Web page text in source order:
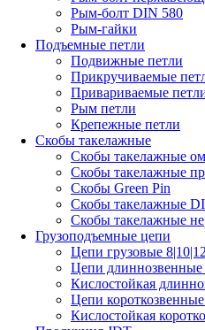
Рым-болт DIN 580
Рым-гайки
Подъемные петли
Подвижные петли
Прикручиваемые
Привариваемые
Рым петли
Крепежные петли
Скобы такелажные
Скобы такелажные
Скобы такелажные
Скобы Green Pin
Скобы такелажные
Скобы такелажные
Грузоподъемные цепи
Цепи грузовые
Цепи длиннозвенные
Кислостойкая
Цепи
Кислостойкая